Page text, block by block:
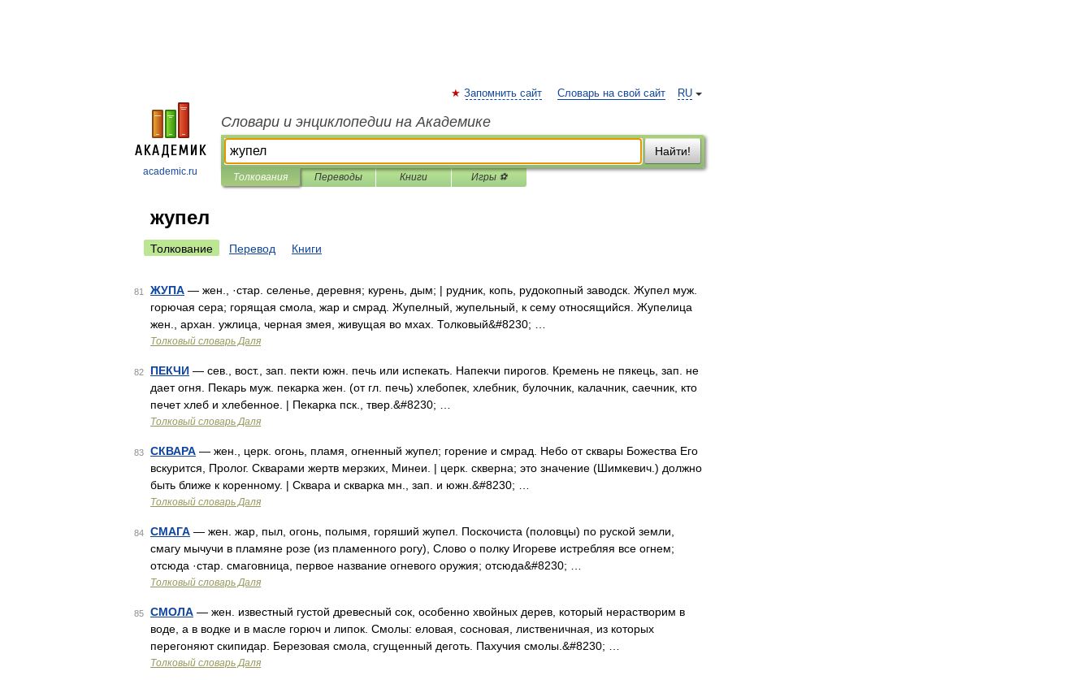
academic.ru
RU
Запомнить сайт Словарь на свой сайт
Словари и энциклопедии на Академике
Найти!
Толкования Переводы Книги Игры ⚽
жупел
Толкование Перевод Книги
81 ЖУПА — жен., ·стар. селенье, деревня; курень, дым; | рудник, копь, рудокопный заводск. Жупел муж.
горючая сера; горящая смола, жар и смрад. Жупелный, жупельный, к сему относящийся. Жупелица
жен., архан. ужлица, черная змея, живущая во мхах. Толковый&#8230; …
Толковый словарь Даля
82 ПЕКЧИ — сев., вост., зап. пекти южн. печь или испекать. Напекчи пирогов. Кремень не пякець, зап. не
дает огня. Пекарь муж. пекарка жен. (от гл. печь) хлебопек, хлебник, булочник, калачник, саечник, кто
печет хлеб и хлебенное. | Пекарка пск., твер.&#8230; …
Толковый словарь Даля
83 СКВАРА — жен., церк. огонь, пламя, огненный жупел; горение и смрад. Небо от сквары Божества Его
вскурится, Пролог. Скварами жертв мерзких, Минеи. | церк. скверна; это значение (Шимкевич.) должно
быть ближе к коренному. | Сквара и скварка мн., зап. и южн.&#8230; …
Толковый словарь Даля
84 СМАГА — жен. жар, пыл, огонь, полымя, горяший жупел. Поскочиста (половцы) по руской земли,
смагу мычучи в пламяне розе (из пламенного рогу), Слово о полку Игореве истребляя все огнем;
отсюда ·стар. смаговница, первое название огневого оружия; отсюда&#8230; …
Толковый словарь Даля
85 СМОЛА — жен. известный густой древесный сок, особенно хвойных дерев, который нерастворим в
воде, а в водке и в масле горюч и липок. Смолы: еловая, сосновая, лиственичная, из которых
перегоняют скипидар. Березовая смола, сгущенный деготь. Пахучия смолы.&#8230; …
Толковый словарь Даля